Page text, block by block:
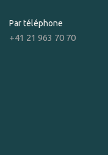
Par téléphone
+41 21 963 70 70